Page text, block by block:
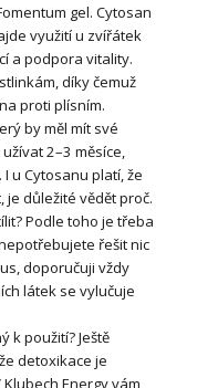
gel. Cytosan
využití u zvířátek
a podpora vitality.
díky čemuž
proti plísním.
by měl mít své
2–3 měsíce,
u Cytosanu platí, že
důležité vědět proč.
Podle toho je třeba
řešit nic
doporučuji vždy
látek se vylučuje
k použití? Ještě
detoxikace je
Energy vám